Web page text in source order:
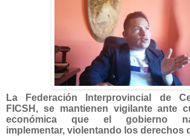
La Federación Interprovincial de
FICSH, se mantienen vigilante ante
económica que el gobierno
implementar, violentando los derechos